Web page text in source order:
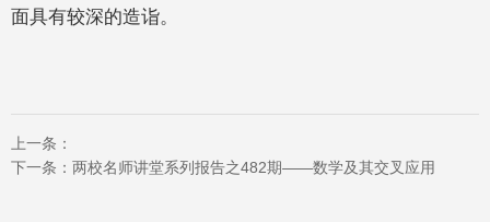
面具有较深的造诣。
上一条：
下一条： 两校名师讲堂系列报告之482期——数学及其交叉应用